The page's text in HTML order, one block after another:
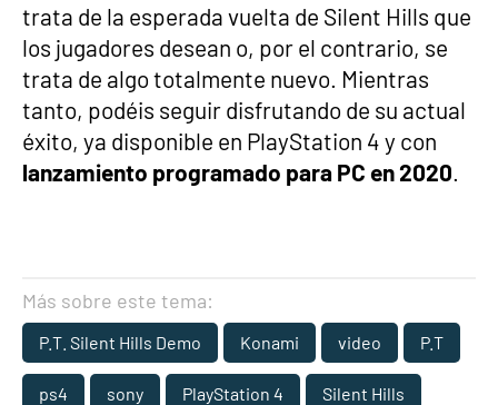
trata de la esperada vuelta de Silent Hills que
los jugadores desean o, por el contrario, se
trata de algo totalmente nuevo. Mientras
tanto, podéis seguir disfrutando de su actual
éxito, ya disponible en PlayStation 4 y con
lanzamiento programado para PC en 2020
Más sobre este tema:
P.T. Silent Hills Demo Konami video P.T
ps4 sony PlayStation 4 Silent Hills